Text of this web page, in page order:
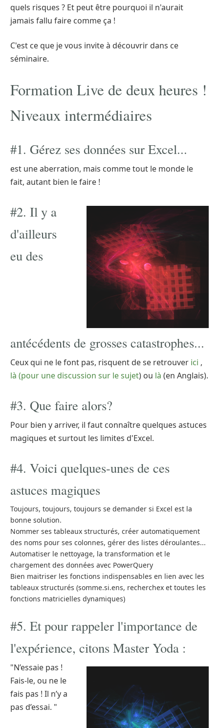
quels risques ? Et peut être pourquoi il n'aurait
jamais fallu faire comme ça !
C'est ce que je vous invite à découvrir dans ce
séminaire.
Formation Live de deux heures !
Niveaux intermédiaires
#1. Gérez ses données sur Excel...
est une aberration, mais comme tout le monde le
fait, autant bien le faire !
#2. Il y a
d'ailleurs
eu des
antécédents de grosses catastrophes...
Ceux qui ne le font pas, risquent de se retrouver ici ,
là (pour une discussion sur le sujet) ou là (en Anglais).
#3. Que faire alors?
Pour bien y arriver, il faut connaître quelques astuces
magiques et surtout les limites d'Excel.
#4. Voici quelques-unes de ces
astuces magiques
Toujours, toujours, toujours se demander si Excel est la
bonne solution.
Nommer ses tableaux structurés, créer automatiquement
des noms pour ses colonnes, gérer des listes déroulantes...
Automatiser le nettoyage, la transformation et le
chargement des données avec PowerQuery
Bien maitriser les fonctions indispensables en lien avec les
tableaux structurés (somme.si.ens, recherchex et toutes les
fonctions matricielles dynamiques)
#5. Et pour rappeler l'importance de
l'expérience, citons Master Yoda :
"N’essaie pas !
Fais-le, ou ne le
fais pas ! Il n’y a
pas d’essai. "